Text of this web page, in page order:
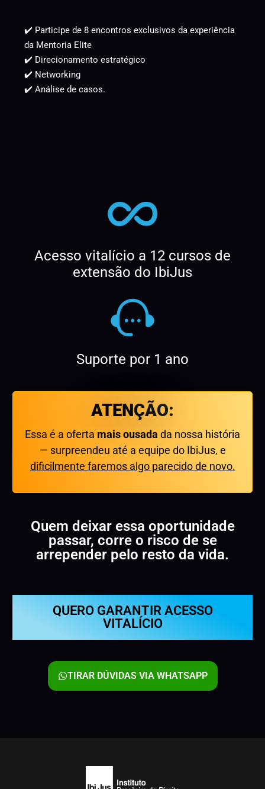
✔️ Participe de 8 encontros exclusivos da experiência
da Mentoria Elite
✔️ Direcionamento estratégico
✔️ Networking
✔️ Análise de casos.
Acesso vitalício a 12 cursos de
extensão do IbiJus
Suporte por 1 ano
ATENÇÃO:
Essa é a oferta mais ousada da nossa história
— surpreendeu até a equipe do IbiJus, e
dificilmente faremos algo parecido de novo.
Quem deixar essa oportunidade
passar, corre o risco de se
arrepender pelo resto da vida.
QUERO GARANTIR ACESSO
VITALÍCIO
TIRAR DÚVIDAS VIA WHATSAPP